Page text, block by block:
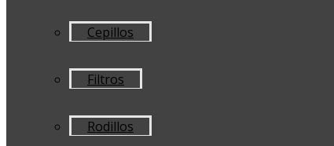
Cepillos
Filtros
Rodillos